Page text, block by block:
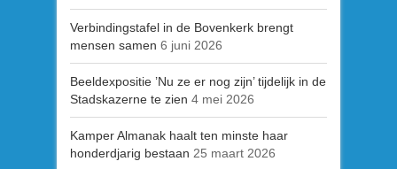
Verbindingstafel in de Bovenkerk brengt
mensen samen 6 juni 2026
Beeldexpositie ’Nu ze er nog zijn’ tijdelijk in de
Stadskazerne te zien 4 mei 2026
Kamper Almanak haalt ten minste haar
honderdjarig bestaan 25 maart 2026